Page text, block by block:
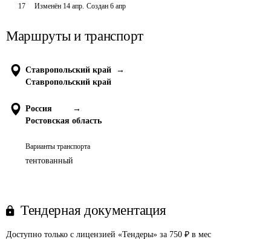
17 Изменён 14 апр. Создан 6 апр
Маршруты и транспорт
Ставропольский край
→
Ставропольский край
Россия
→
Ростовская область
Варианты транспорта
тентованный
Тендерная документация
Доступно только с лицензией «Тендеры» за 750 ₽ в мес